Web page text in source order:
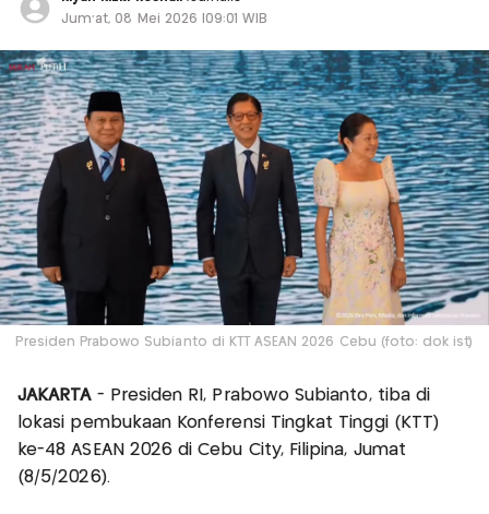
Jum'at, 08 Mei 2026 |09:01 WIB
Presiden Prabowo Subianto di KTT ASEAN 2026 Cebu (foto: dok ist)
JAKARTA- Presiden RI, Prabowo Subianto, tiba di
lokasi pembukaan Konferensi Tingkat Tinggi (KTT)
ke-48 ASEAN 2026 di Cebu City, Filipina, Jumat
(8/5/2026).